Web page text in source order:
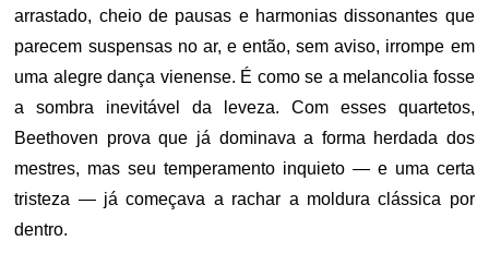
arrastado, cheio de pausas e harmonias dissonantes que
parecem suspensas no ar, e então, sem aviso, irrompe em
uma alegre dança vienense. É como se a melancolia fosse
a sombra inevitável da leveza. Com esses quartetos,
Beethoven prova que já dominava a forma herdada dos
mestres, mas seu temperamento inquieto — e uma certa
tristeza — já começava a rachar a moldura clássica por
dentro.